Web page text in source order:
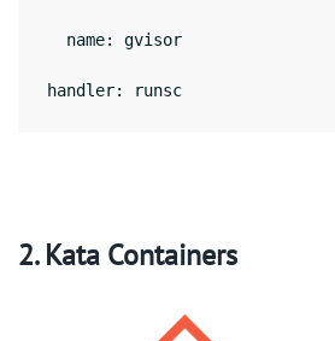
name: gvisor
handler: runsc
2. Kata Containers